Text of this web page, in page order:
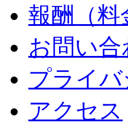
報酬（料
お問い合
プライ
アクセス